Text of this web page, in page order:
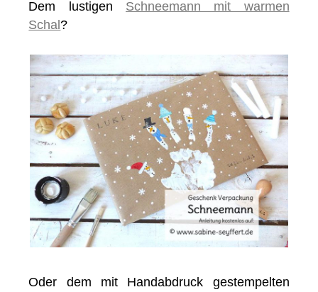
Dem lustigen Schneemann mit warmen
Schal?
Oder dem mit Handabdruck gestempelten